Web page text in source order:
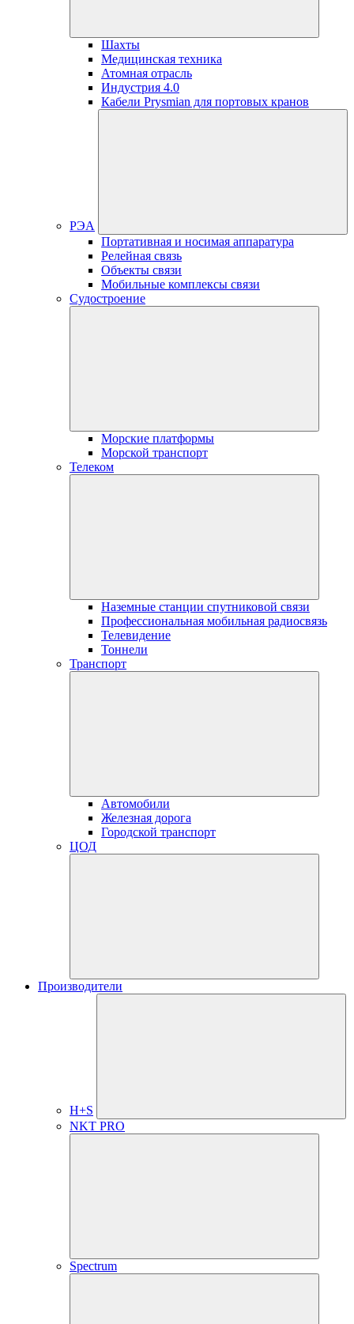
Шахты
Медицинская техника
Атомная отрасль
Индустрия 4.0
Кабели Prysmian для портовых кранов
РЭА
Портативная и носимая аппаратура
Релейная связь
Объекты связи
Мобильные комплексы связи
Судостроение
Морские платформы
Морской транспорт
Телеком
Наземные станции спутниковой связи
Профессиональная мобильная радиосвязь
Телевидение
Тоннели
Транспорт
Автомобили
Железная дорога
Городской транспорт
ЦОД
Производители
H+S
NKT PRO
Spectrum